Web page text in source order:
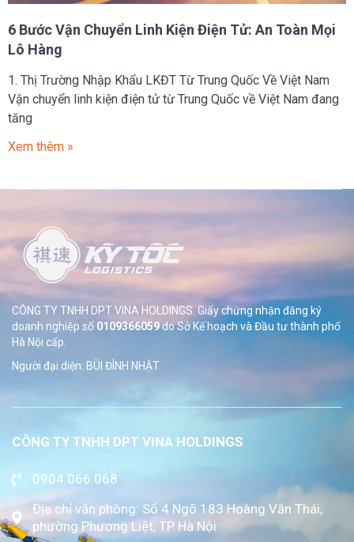
6 Bước Vận Chuyển Linh Kiện Điện Tử: An Toàn Mọi
Lô Hàng
1. Thị Trường Nhập Khẩu LKĐT Từ Trung Quốc Về Việt Nam
Vận chuyển linh kiện điện tử từ Trung Quốc về Việt Nam đang
tăng
Xem thêm »
CÔNG TY TNHH DPT VINA HOLDINGS. Giấy chứng nhận đăng ký
doanh nghiệp số 0109366059do SởKế hoạch và Đầu tư thành phố
Hà Nội cấp.
Người đại diện: BÙI ĐÌNH NHẬT
CÔNG TY TNHH DPT VINA HOLDINGS
0904.066.068
Địa chỉ văn phòng: Số 4 Ngõ 183 Hoàng Văn Thái,
phường Phương Liệt, TP Hà Nội